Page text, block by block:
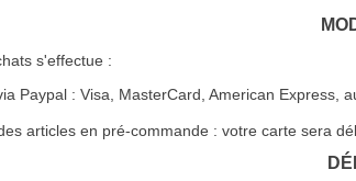
s'effectue :
Paypal : Visa, MasterCard, American Express,
articles en pré-commande : votre carte sera